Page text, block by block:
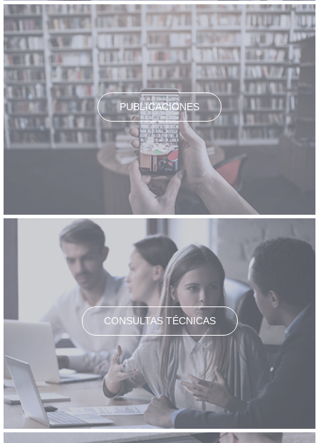
PUBLICACIONES
CONSULTAS TÉCNICAS